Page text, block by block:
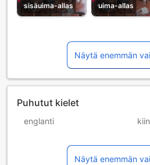
sisäuima-allas uima-allas
Näytä enemmän
Puhutut kielet
englanti
Näytä enemmän